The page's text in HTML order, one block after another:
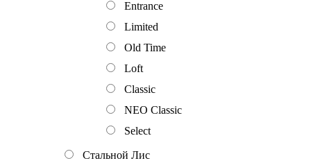
Entrance
Limited
Old Time
Loft
Classic
NEO Classic
Select
Стальной Лис